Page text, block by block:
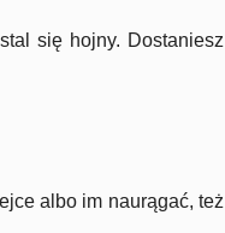
się hojny. Dostaniesz
albo im naurągać, też